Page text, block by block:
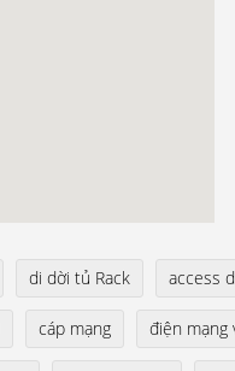
di dời tủ Rack access
cáp mạng điện mạng